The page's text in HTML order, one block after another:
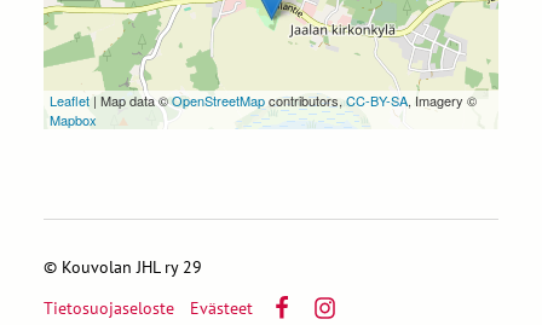
Leaflet| Map data ©OpenStreetMapcontributors,CC-BY-SA, Imagery ©
Mapbox
© Kouvolan JHL ry 29
Tietosuojaseloste
Evästeet